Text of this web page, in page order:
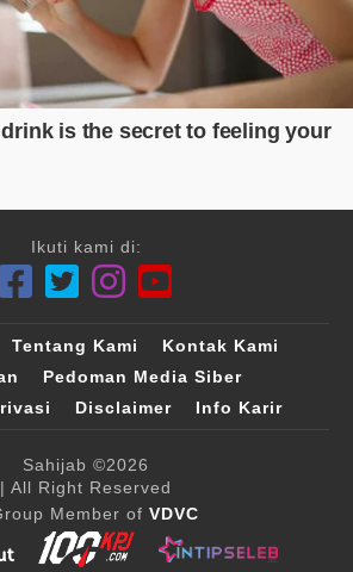
Ikuti kami di:
Tentang Kami
Kontak Kami
Pedoman Media Siber
Disclaimer Info Karir
Sahijab ©2026
| All Right Reserved
Member of VDVC